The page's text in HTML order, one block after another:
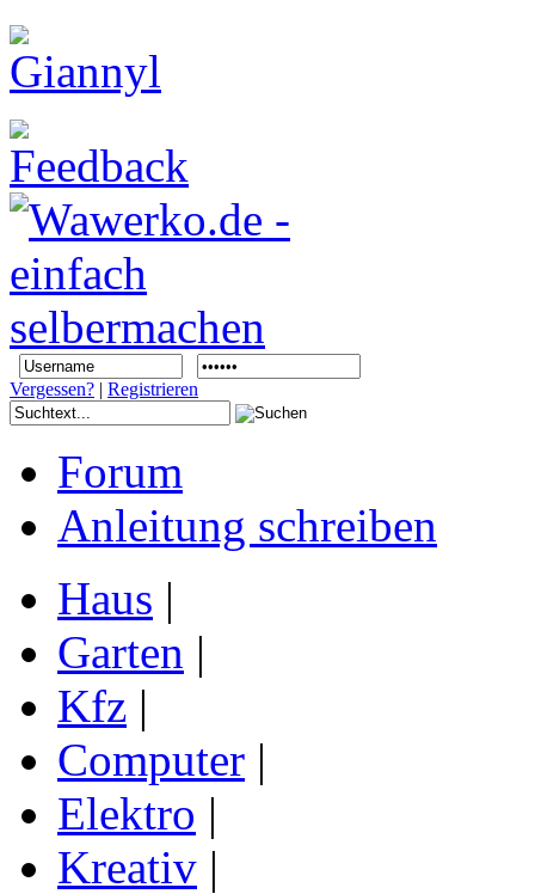
Vergessen? | Registrieren
Forum
Anleitung schreiben
Haus |
Garten |
Kfz |
Computer |
Elektro |
Kreativ |